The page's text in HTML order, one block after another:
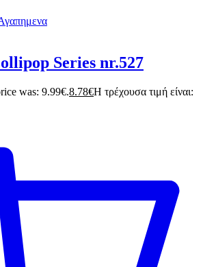
Series nr.527
was: 9.99€.8.78€Η τρέχουσα τιμή είναι: